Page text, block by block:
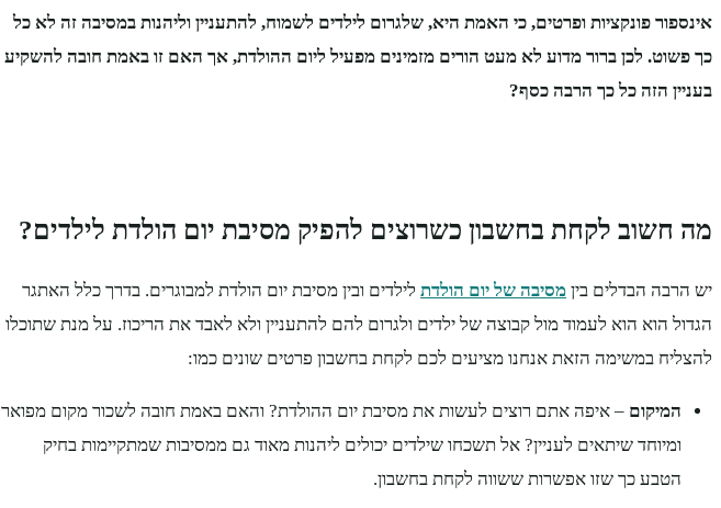
אינספור פונקציות ופרטים, כי האמת היא, שלגרום לילדים לשמוח, להתעניין וליהנות במסיבה זה לא כל
כך פשוט. לכן ברור מדוע לא מעט הורים מזמינים מפעיל ליום ההולדת, אך האם זו באמת חובה להשקיע
בעניין הזה כל כך הרבה כסף?
מה חשוב לקחת בחשבון כשרוצים להפיק מסיבת יום הולדת לילדים?
יש הרבה הבדלים בין מסיבה של יום הולדת לילדים ובין מסיבת יום הולדת למבוגרים. בדרך כלל האתגר
הגדול הוא הוא לעמוד מול קבוצה של ילדים ולגרום להם להתעניין ולא לאבד את הריכוז. על מנת שתוכלו
להצליח במשימה הזאת אנחנו מציעים לכם לקחת בחשבון פרטים שונים כמו:
המיקום – איפה אתם רוצים לעשות את מסיבת יום ההולדת? והאם באמת חובה לשכור מקום מפואר
ומיוחד שיתאים לעניין? אל תשכחו שילדים יכולים ליהנות מאוד גם ממסיבות שמתקיימות בחיק
הטבע כך שזו אפשרות ששווה לקחת בחשבון.